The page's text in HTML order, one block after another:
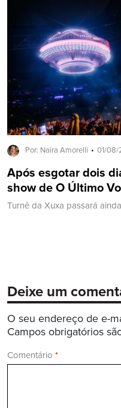
Por: Naira Amorelli 01/
Após esgotar dois
show de O Último
Turnê da Xuxa passará
Deixe um
O seu endereço de e-
Campos obrigatórios
Comentário *